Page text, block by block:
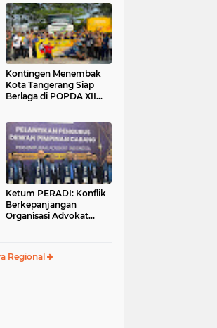
Kontingen Menembak
Kota Tangerang Siap
Berlaga di POPDA XII
Ketum PERADI: Konflik
Berkepanjangan
Organisasi Advokat
Regional